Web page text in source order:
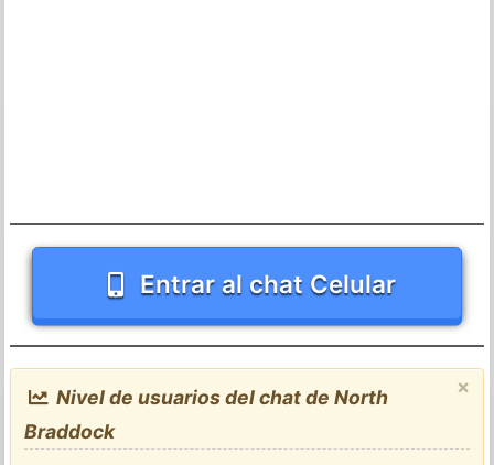
Entrar al chat Celular
×
Nivel de usuarios del chat de North
Braddock